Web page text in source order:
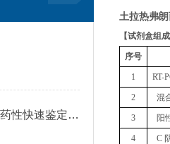
PCR试剂盒在细菌耐药性快速鉴定中的关键作用
土拉热弗
【试剂盒组成
序号
1 RT-
2 混
3 阳
4 C